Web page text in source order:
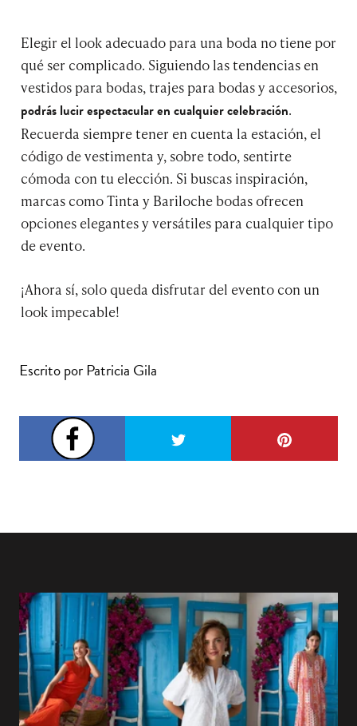
Elegir el look adecuado para una boda no tiene por
qué ser complicado. Siguiendo las tendencias en
vestidos para bodas, trajes para bodas y accesorios,
podrás lucir espectacular en cualquier celebración.
Recuerda siempre tener en cuenta la estación, el
código de vestimenta y, sobre todo, sentirte
cómoda con tu elección. Si buscas inspiración,
marcas como Tinta y Bariloche bodas ofrecen
opciones elegantes y versátiles para cualquier tipo
de evento.
¡Ahora sí, solo queda disfrutar del evento con un
look impecable!
Escrito por Patricia Gila